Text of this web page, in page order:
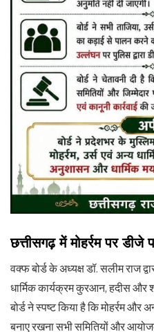
छत्तीसगढ़ में मोहर्रम पर डीजे
वक्फ बोर्ड के अध्यक्ष डॉ. सलीम राज
धार्मिक कार्यक्रम कुरआन, हदीस और
बोर्ड ने स्पष्ट किया है कि मोहर्रम और
बनाए रखना सभी समितियों और